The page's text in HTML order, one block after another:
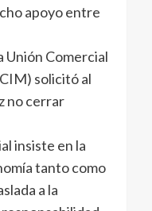
apoyo entre
Unión Comercial
solicitó al
no cerrar
insiste en la
tanto como
a la